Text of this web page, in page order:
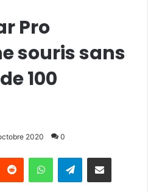
Pro
souris sans
100
2020 0
Reddit WhatsAppTelegramPargater via Email